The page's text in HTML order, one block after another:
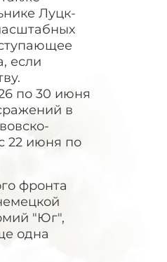
Луцк-
если
по 30 июня
в
22 июня по
фронта
"Юг",
одна